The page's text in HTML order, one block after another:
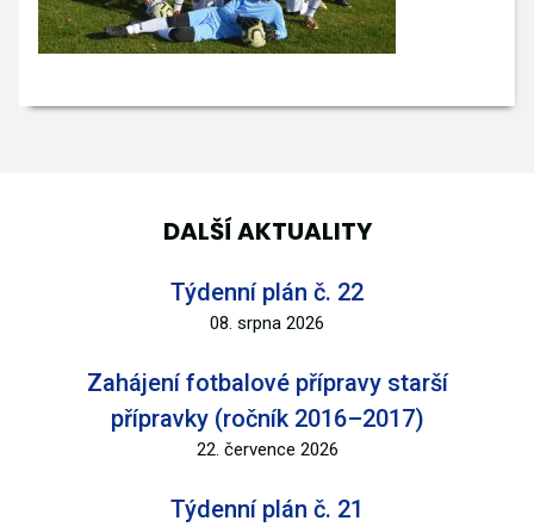
DALŠÍ AKTUALITY
Týdenní plán č. 22
08. srpna 2026
Zahájení fotbalové přípravy starší
přípravky (ročník 2016–2017)
22. července 2026
Týdenní plán č. 21